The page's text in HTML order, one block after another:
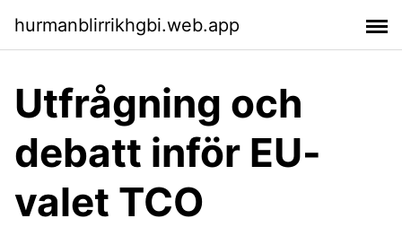
hurmanblirrikhgbi.web.app
Utfrågning och
debatt inför EU-
valet TCO